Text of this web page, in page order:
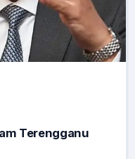
Terengganu